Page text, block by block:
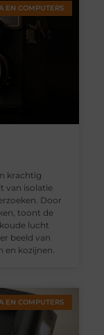
EN COMPUTERS
krachtig
van isolatie
Door
toont de
lucht
beeld van
en kozijnen.
EN COMPUTERS